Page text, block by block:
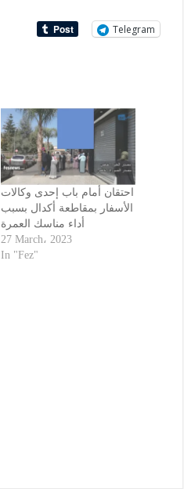
Telegram
احتقان أمام باب إحدى وكالات
الأسفار بمقاطعة أكدال بسبب
أداء مناسك العمرة
27 March، 2023
In "Fez"